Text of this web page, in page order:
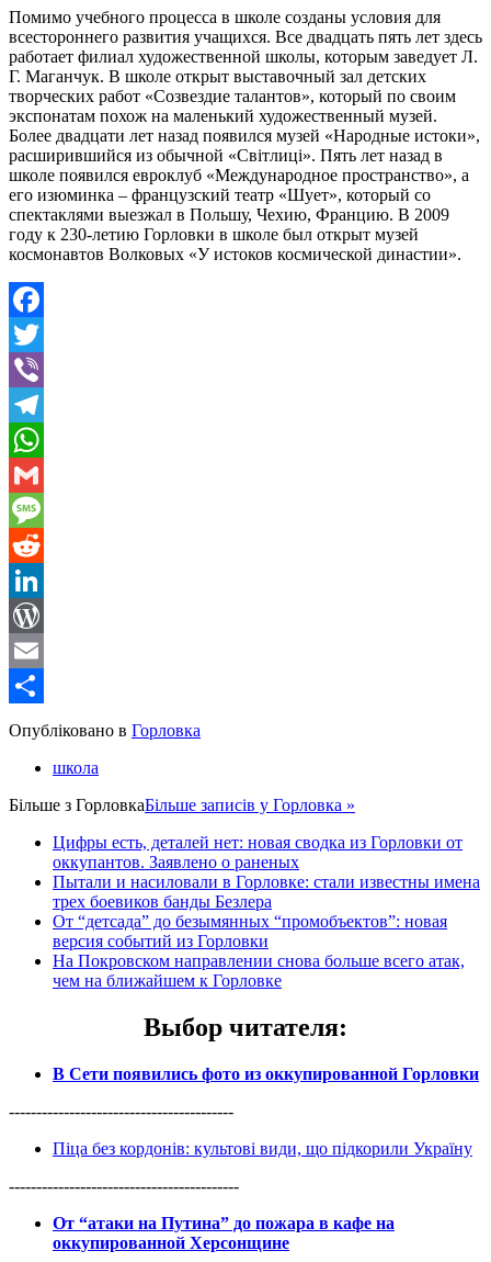
Помимо учебного процесса в школе созданы условия для
всестороннего развития учащихся. Все двадцать пять лет здесь
работает филиал художественной школы, которым заведует Л.
Г. Маганчук. В школе открыт выставочный зал детских
творческих работ «Созвездие талантов», который по своим
экспонатам похож на маленький художественный музей.
Более двадцати лет назад появился музей «Народные истоки»,
расширившийся из обычной «Світлиці». Пять лет назад в
школе появился евроклуб «Международное пространство», а
его изюминка – французский театр «Шует», который со
спектаклями выезжал в Польшу, Чехию, Францию. В 2009
году к 230-летию Горловки в школе был открыт музей
космонавтов Волковых «У истоков космической династии».
Facebook
Twitter
Viber
Telegram
WhatsApp
Gmail
Message
Reddit
LinkedIn
WordPress
Email
Share
Опубліковано в Горловка
школа
Більше з ГорловкаБільше записів у Горловка »
Цифры есть, деталей нет: новая сводка из Горловки от
оккупантов. Заявлено о раненых
Пытали и насиловали в Горловке: стали известны имена
трех боевиков банды Безлера
От “детсада” до безымянных “промобъектов”: новая
версия событий из Горловки
На Покровском направлении снова больше всего атак,
чем на ближайшем к Горловке
Выбор читателя:
В Сети появились фото из оккупированной Горловки
-----------------------------------------
Піца без кордонів: культові види, що підкорили Україну
------------------------------------------
От “атаки на Путина” до пожара в кафе на
оккупированной Херсонщине